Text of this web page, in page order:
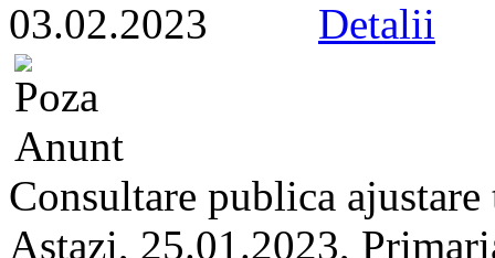
03.02.2023 Detalii
Consultare publica
Astazi, 25.01.2023,